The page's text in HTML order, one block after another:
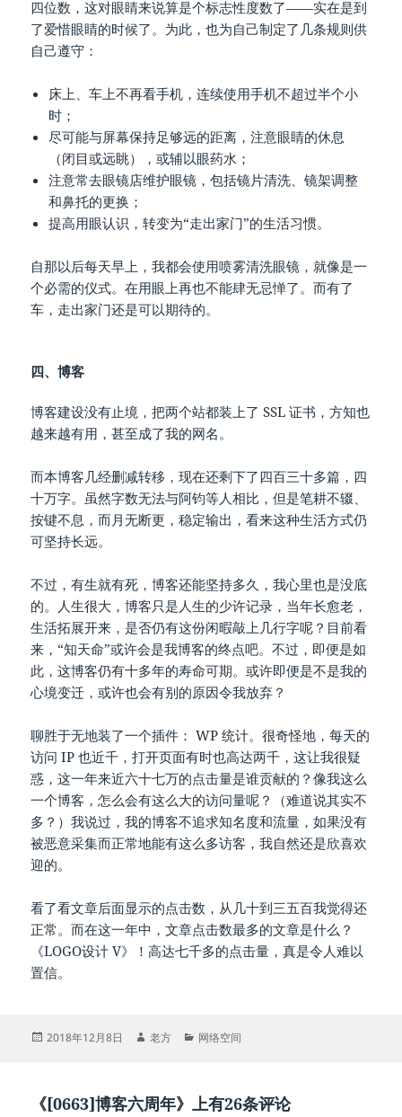
四位数，这对眼睛来说算是个标志性度数了——实在是到
了爱惜眼睛的时候了。为此，也为自己制定了几条规则供
自己遵守：
床上、车上不再看手机，连续使用手机不超过半个小
时；
尽可能与屏幕保持足够远的距离，注意眼睛的休息
（闭目或远眺），或辅以眼药水；
注意常去眼镜店维护眼镜，包括镜片清洗、镜架调整
和鼻托的更换；
提高用眼认识，转变为“走出家门”的生活习惯。
自那以后每天早上，我都会使用喷雾清洗眼镜，就像是一
个必需的仪式。在用眼上再也不能肆无忌惮了。而有了
车，走出家门还是可以期待的。
四、博客
博客建设没有止境，把两个站都装上了 SSL 证书，方知也
越来越有用，甚至成了我的网名。
而本博客几经删减转移，现在还剩下了四百三十多篇，四
十万字。虽然字数无法与阿钧等人相比，但是笔耕不辍、
按键不息，而月无断更，稳定输出，看来这种生活方式仍
可坚持长远。
不过，有生就有死，博客还能坚持多久，我心里也是没底
的。人生很大，博客只是人生的少许记录，当年长愈老，
生活拓展开来，是否仍有这份闲暇敲上几行字呢？目前看
来，“知天命”或许会是我博客的终点吧。不过，即便是如
此，这博客仍有十多年的寿命可期。或许即便是不是我的
心境变迁，或许也会有别的原因令我放弃？
聊胜于无地装了一个插件： WP 统计。很奇怪地，每天的
访问 IP 也近千，打开页面有时也高达两千，这让我很疑
惑，这一年来近六十七万的点击量是谁贡献的？像我这么
一个博客，怎么会有这么大的访问量呢？（难道说其实不
多？）我说过，我的博客不追求知名度和流量，如果没有
被恶意采集而正常地能有这么多访客，我自然还是欣喜欢
迎的。
看了看文章后面显示的点击数，从几十到三五百我觉得还
正常。而在这一年中，文章点击数最多的文章是什么？
《LOGO设计 V》！高达七千多的点击量，真是令人难以
置信。
发
2018年12月8日
作
老方
分
网络空间
《[0663]博客六周年》上有26条评论